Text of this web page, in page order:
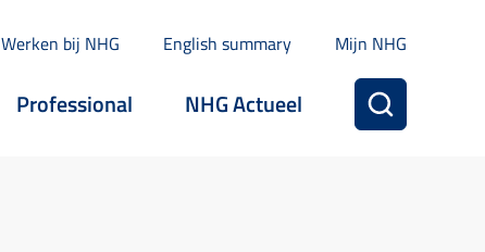
Werken bij NHG English summary Mijn NHG
Professional NHG Actueel